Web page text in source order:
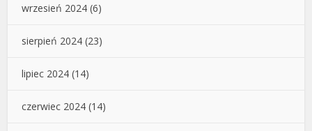
wrzesień 2024 (6)
sierpień 2024 (23)
lipiec 2024 (14)
czerwiec 2024 (14)